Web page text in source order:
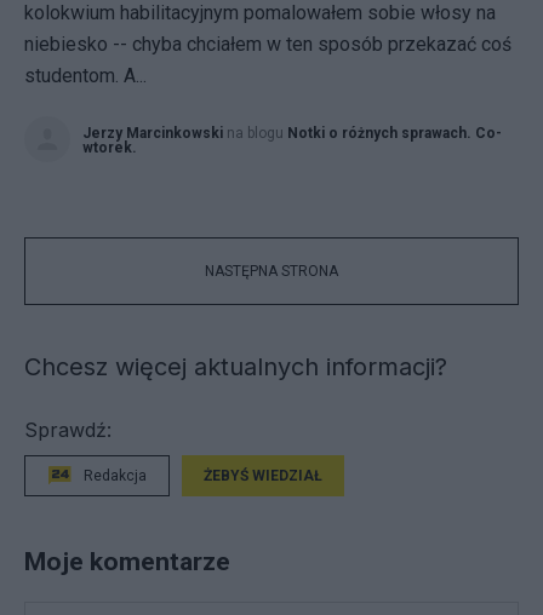
kolokwium habilitacyjnym pomalowałem sobie włosy na
niebiesko -- chyba chciałem w ten sposób przekazać coś
studentom. A...
Jerzy Marcinkowski na blogu Notki o różnych sprawach. Co-
wtorek.
NASTĘPNA STRONA
Chcesz więcej aktualnych informacji?
Sprawdź:
Redakcja ŻEBYŚ WIEDZIAŁ
Moje komentarze